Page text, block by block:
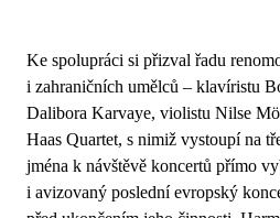
Ke spolupráci si přizval řadu
i zahraničních umělců – klavíristu
Dalibora Karvaye, violistu Nilse
Haas Quartet, s nimiž vystoupí na
jména k návštěvě koncertů přímo
i avizovaný poslední evropský